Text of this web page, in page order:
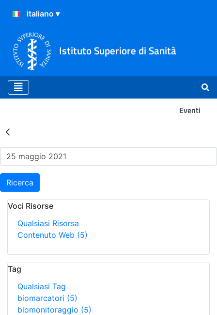
Istituto Superiore di Sanità
Eventi
Risultati della Ricerca -
Ricerca
Voci Risorse
Qualsiasi Risorsa
Contenuto Web (5)
Tag
Qualsiasi Tag
biomarcatori (5)
biomonitoraggio (5)